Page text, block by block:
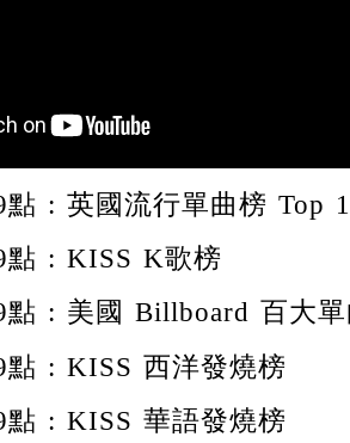
: 英國流行單曲榜 Top
: KISS K歌榜
: 美國 Billboard 百大
: KISS 西洋發燒榜
: KISS 華語發燒榜